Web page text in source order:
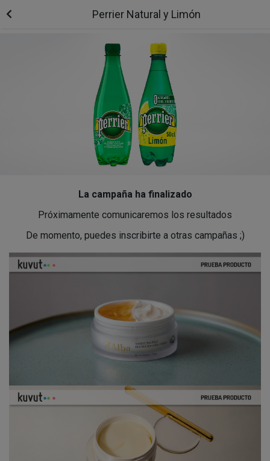
Perrier Natural y Limón
La campaña ha finalizado
Próximamente comunicaremos los resultados
De momento, puedes inscribirte a otras campañas ;)